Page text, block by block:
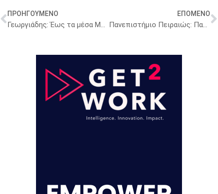
ΠΡΟΗΓΟΥΜΕΝΟ
Γεωργιάδης: Έως τα μέσα Μαρτίου, καλύφθηκαν 294.648 αιτήματα για κατ΄οίκον ΦΥΚ [αναλυτικά στοιχεία]
ΕΠΟΜΕΝΟ
Πανεπιστήμιο Πειραιώς: Παράταση για το δωρέαν πρόγραμμα εξειδίκευσης Πρωτοβάθμιας Φροντίδας Υγείας – Επεκτείνεται σε νέους δικαιούχους